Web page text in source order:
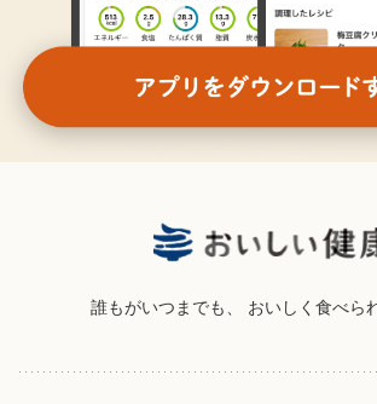
誰もがいつまでも、 おいしく食べら